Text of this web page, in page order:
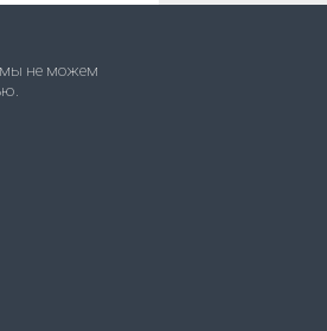
мы не можем